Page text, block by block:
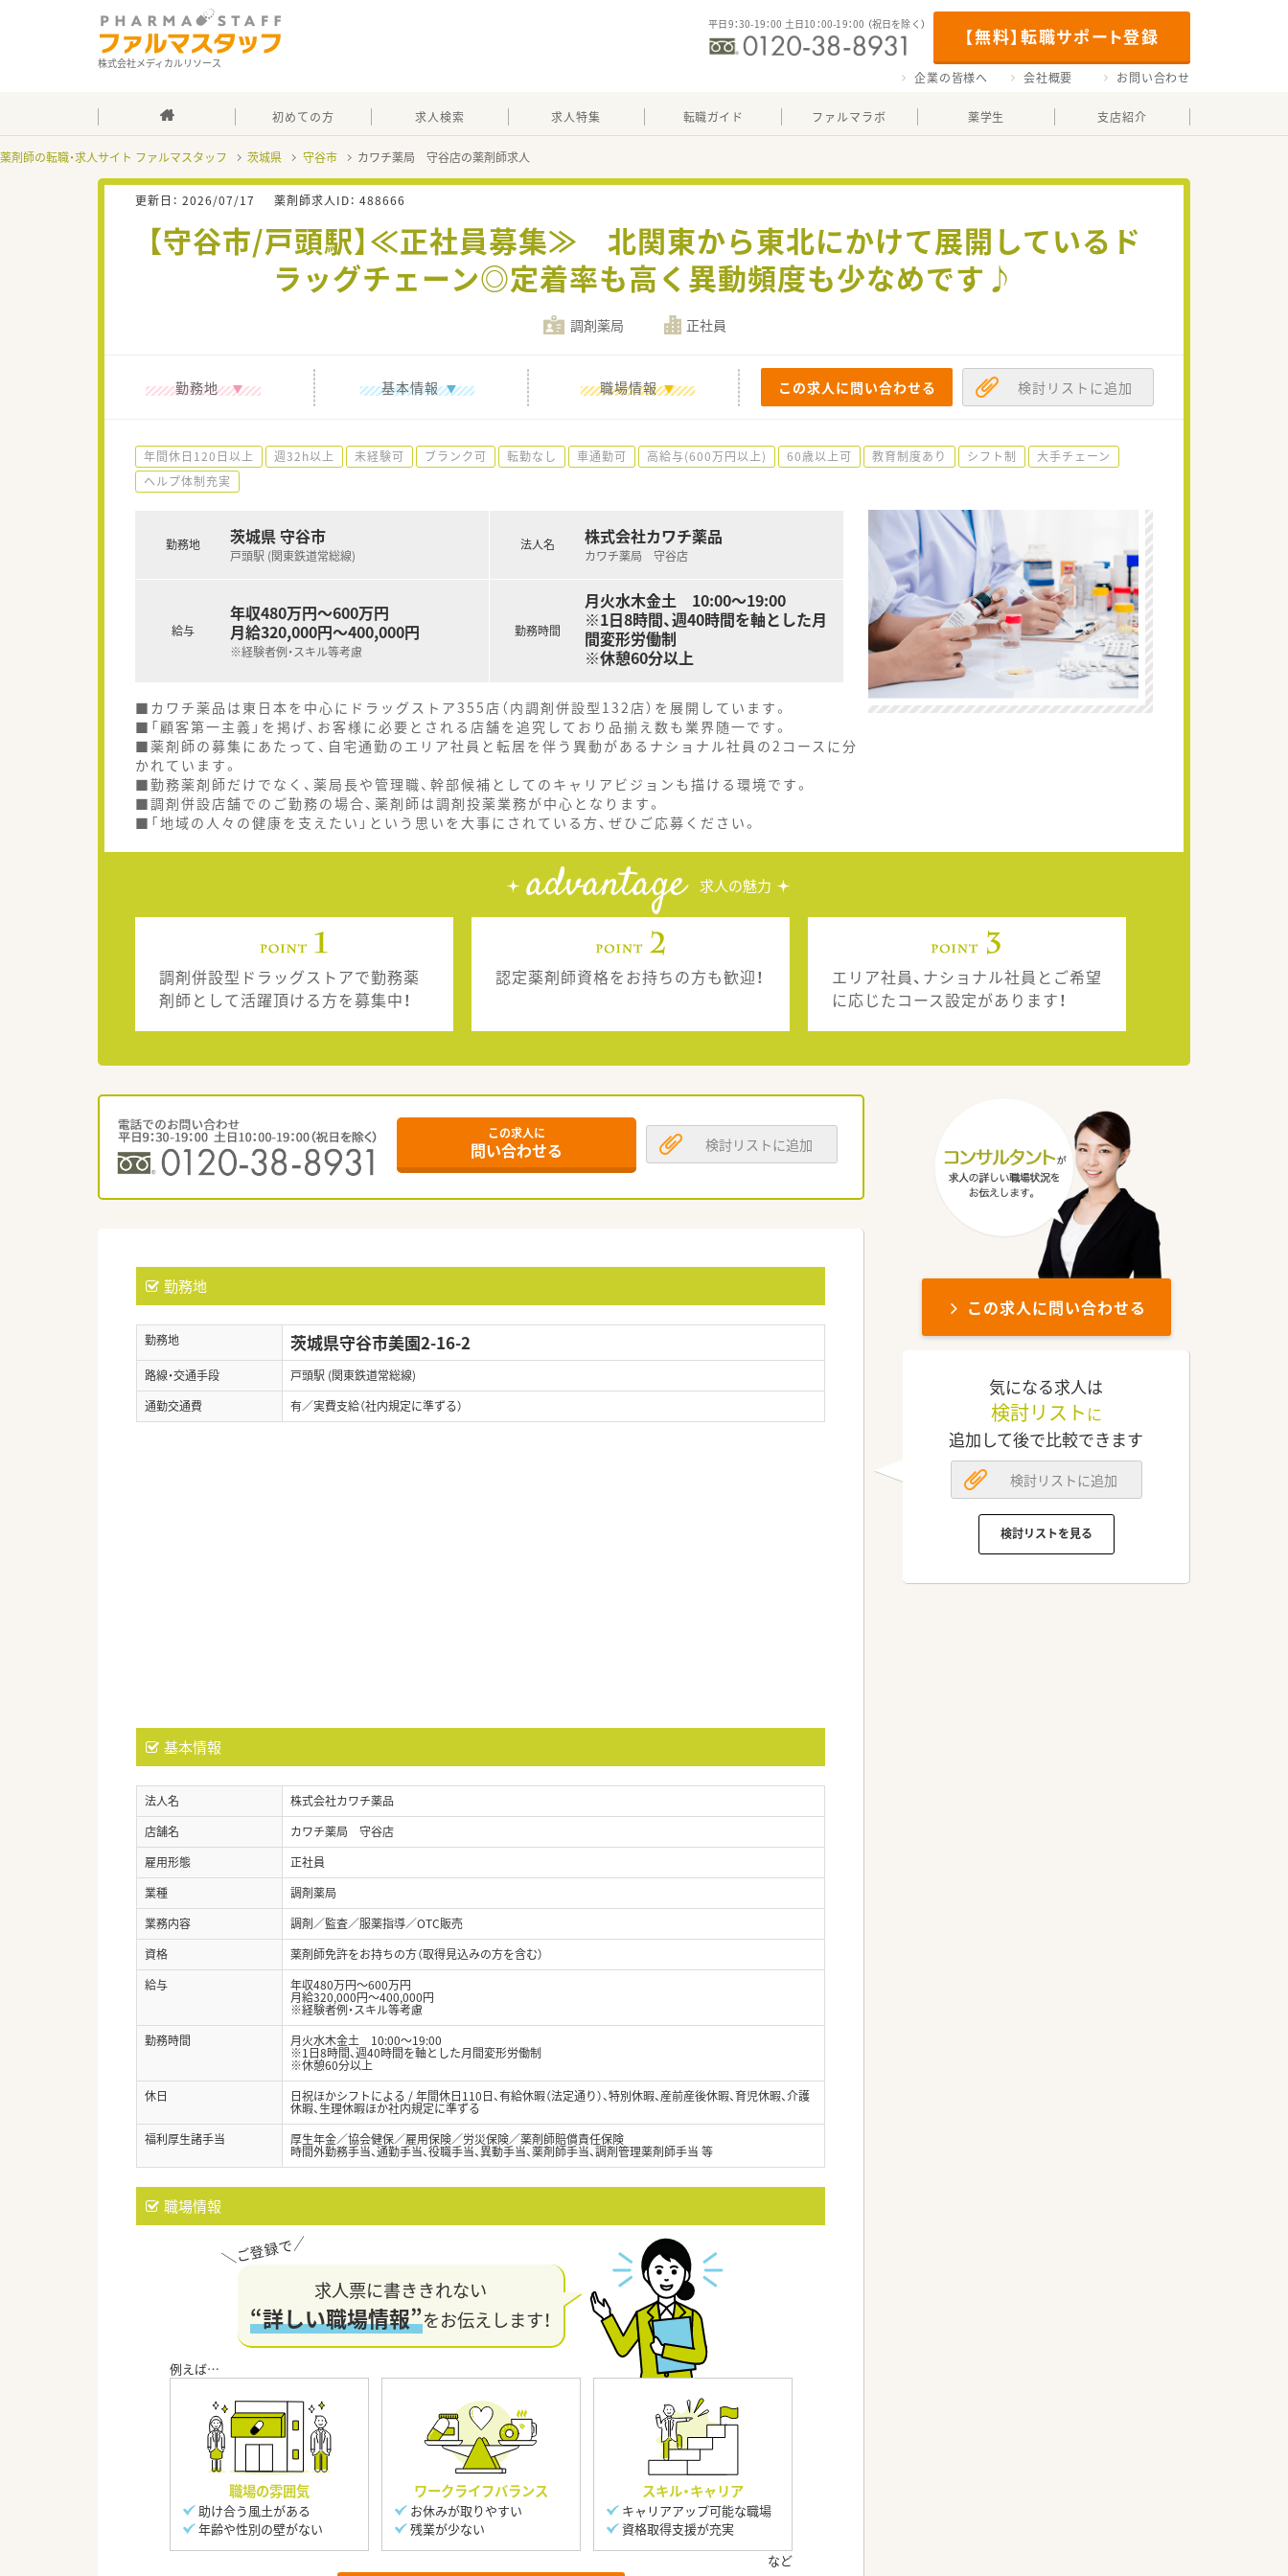
株式会社メディカルリソース
【無料】転職サポート登録
平日9：30-19：00 土日10：00-19：00 （祝日を除く）
企業の皆様へ 会社概要 お問い合わせ
初めての方 求人検索 求人特集 転職ガイド ファルマラボ 薬学生 支店紹介
薬剤師の転職・求人サイト ファルマスタッフ 茨城県 守谷市 カワチ薬局 守谷店の薬剤師求人
更新日： 2026/07/17 薬剤師求人ID： 488666
【守谷市/戸頭駅】≪正社員募集≫ 北関東から東北にかけて展開しているド
ラッグチェーン◎定着率も高く異動頻度も少なめです♪
調剤薬局 正社員
勤務地 基本情報 職場情報 この求人に問い合わせる 検討リストに追加
年間休日120日以上 週32h以上 未経験可 ブランク可 転勤なし 車通勤可 高給与(600万円以上) 60歳以上可 教育制度あり シフト制
大手チェーン
ヘルプ体制充実
勤務地 茨城県 守谷市
戸頭駅 (関東鉄道常総線)
給与
年収480万円～600万円
月給320,000円～400,000円
※経験者例・スキル等考慮
法人名 株式会社カワチ薬品
カワチ薬局 守谷店
勤務時間
月火水木金土 10:00～19:00
※1日8時間、週40時間を軸とした月
間変形労働制
※休憩60分以上
■カワチ薬品は東日本を中心にドラッグストア355店（内調剤併設型132店）を展開しています。
■「顧客第一主義」を掲げ、お客様に必要とされる店舗を追究しており品揃え数も業界随一です。
■薬剤師の募集にあたって、自宅通勤のエリア社員と転居を伴う異動があるナショナル社員の2コースに分
かれています。
■勤務薬剤師だけでなく、薬局長や管理職、幹部候補としてのキャリアビジョンも描ける環境です。
■調剤併設店舗でのご勤務の場合、薬剤師は調剤投薬業務が中心となります。
■「地域の人々の健康を支えたい」という思いを大事にされている方、ぜひご応募ください。
advantage 求人の魅力
調剤併設型ドラッグストアで勤務薬
剤師として活躍頂ける方を募集中！
認定薬剤師資格をお持ちの方も歓迎！
エリア社員、ナショナル社員とご希望
に応じたコース設定があります！
この求人に
問い合わせる 検討リストに追加
勤務地
勤務地 茨城県守谷市美園2-16-2
路線・交通手段
戸頭駅 (関東鉄道常総線)
通勤交通費
有／実費支給（社内規定に準ずる）
基本情報
法人名
株式会社カワチ薬品
店舗名
カワチ薬局 守谷店
雇用形態
正社員
業種
調剤薬局
業務内容
調剤／監査／服薬指導／OTC販売
資格
薬剤師免許をお持ちの方（取得見込みの方を含む）
給与
年収480万円～600万円
月給320,000円～400,000円
※経験者例・スキル等考慮
勤務時間
月火水木金土 10:00～19:00
※1日8時間、週40時間を軸とした月間変形労働制
※休憩60分以上
休日
日祝ほかシフトによる / 年間休日110日、有給休暇（法定通り）、特別休暇、産前産後休暇、育児休暇、介護
休暇、生理休暇ほか社内規定に準ずる
福利厚生諸手当
厚生年金／協会健保／雇用保険／労災保険／薬剤師賠償責任保険
時間外勤務手当、通勤手当、役職手当、異動手当、薬剤師手当、調剤管理薬剤師手当 等
職場情報
求人票に書ききれない
“詳しい職場情報”をお伝えします！
職場の雰囲気
助け合う風土がある
年齢や性別の壁がない
ワークライフバランス
お休みが取りやすい
残業が少ない
スキル・キャリア
キャリアアップ可能な職場
資格取得支援が充実
この求人に問い合わせる
気になる求人は
検討リスト に
追加して後で比較できます
検討リストに追加
検討リストを見る